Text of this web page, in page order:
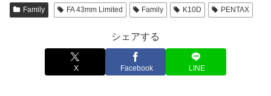
Family FA 43mm Limited Family K10D PENTAX
シェアする
X Facebook LINE